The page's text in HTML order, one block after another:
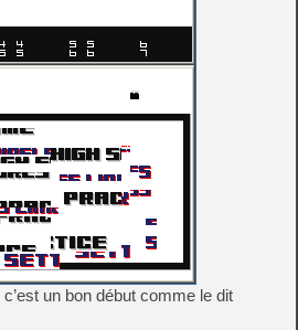
un bon début comme le dit